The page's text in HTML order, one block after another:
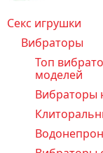
Секс игрушки
Вибраторы
Топ
моделей
Вибраторы